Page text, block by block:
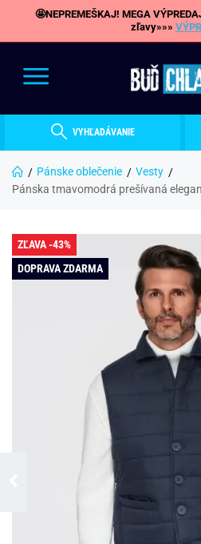
🤩NEPREMEŠKAJ! MEGA
zľavy»»»
VYHĽADÁVANIE
Pánske oblečenie
Vesty
Pánska tmavomodrá prešívaná
ZĽAVA -43%
DOPRAVA ZDARMA